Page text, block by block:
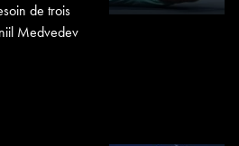
de trois
Medvedev